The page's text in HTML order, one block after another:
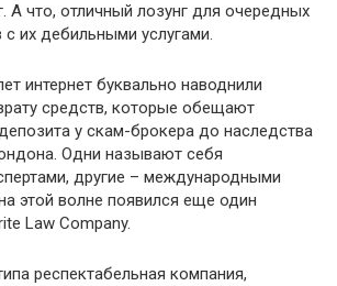
А что, отличный лозунг для очередных
их дебильными услугами.
интернет буквально наводнили
средств, которые обещают
у скам-брокера до наследства
Одни называют себя
другие – международными
этой волне появился еще один
Law Company.
респектабельная компания,